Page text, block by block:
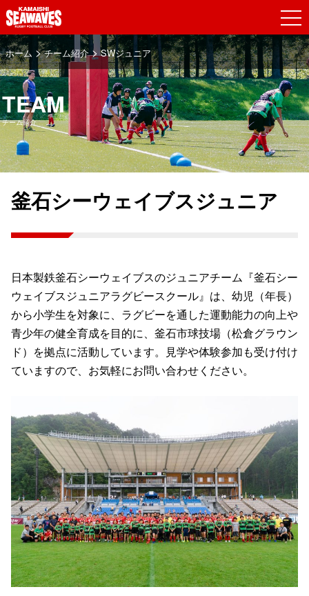
ホーム >チーム紹介>SWジュニア
TEAM
チーム紹介
釜石シーウェイブスジュニア
日本製鉄釜石シーウェイブスのジュニアチーム『釜石シー
ウェイブスジュニアラグビースクール』は、幼児（年長）
から小学生を対象に、ラグビーを通した運動能力の向上や
青少年の健全育成を目的に、釜石市球技場（松倉グラウン
ド）を拠点に活動しています。見学や体験参加も受け付け
ていますので、お気軽にお問い合わせください。